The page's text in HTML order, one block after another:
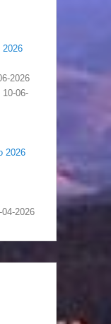
2026
2026
10-06-
2026
04-2026